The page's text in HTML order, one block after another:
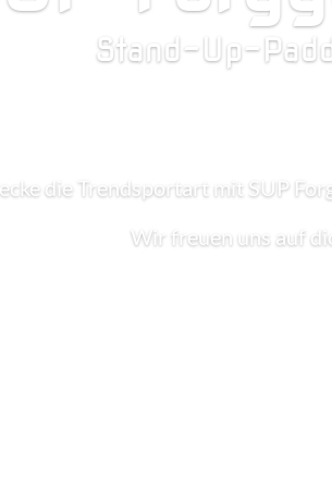
Stand-Up-
die Trendsportart mit SUP
Wir freuen uns auf